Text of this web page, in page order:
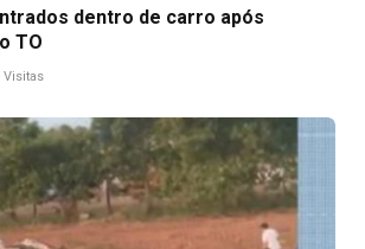
dentro de carro após
TO
Visitas